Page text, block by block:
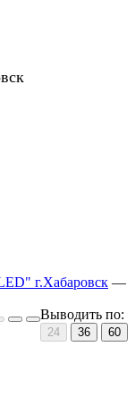
г.Хабаровск —
Выводить по:
24 36 60